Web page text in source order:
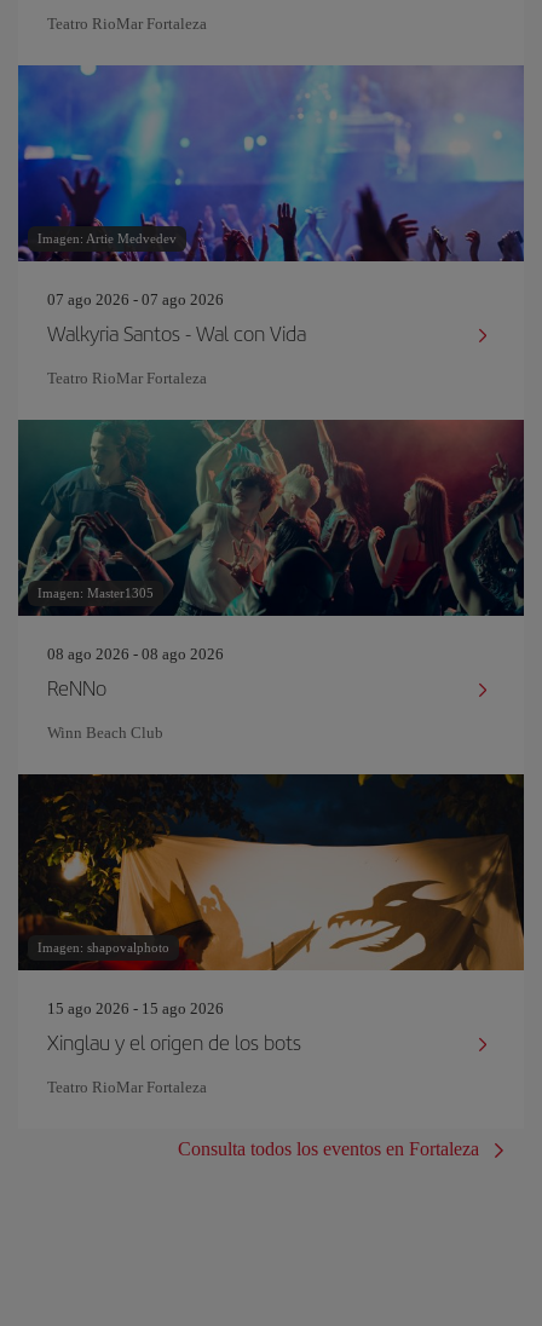
Teatro RioMar Fortaleza
Imagen: Artie Medvedev
07 ago 2026 - 07 ago 2026
Walkyria Santos - Wal con Vida
Teatro RioMar Fortaleza
Imagen: Master1305
08 ago 2026 - 08 ago 2026
ReNNo
Winn Beach Club
Imagen: shapovalphoto
15 ago 2026 - 15 ago 2026
Xinglau y el origen de los bots
Teatro RioMar Fortaleza
Consulta todos los eventos en Fortaleza